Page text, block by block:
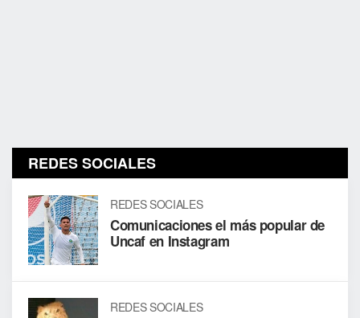
REDES SOCIALES
REDES SOCIALES
Comunicaciones el más popular de
Uncaf en Instagram
REDES SOCIALES